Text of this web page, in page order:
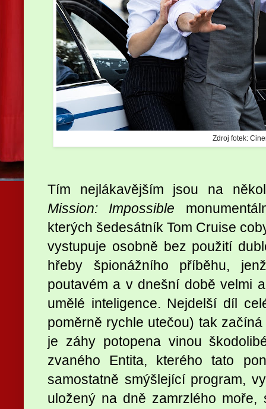
Zdroj fotek:
Tím nejlákavějším jsou na
Mission: Impossible
kterých šedesátník Tom Cruise
vystupuje osobně bez použití
hřeby špionážního příběhu,
poutavém a v dnešní době velmi
umělé inteligence. Nejdelší díl
poměrně rychle utečou) tak
je záhy potopena vinou
zvaného Entita, kterého tato
samostatně smýšlející program,
uložený na dně zamrzlého